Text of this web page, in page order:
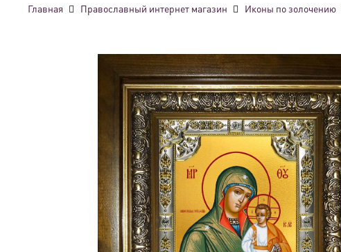
Главная Православный интернет магазин Иконы по золочению